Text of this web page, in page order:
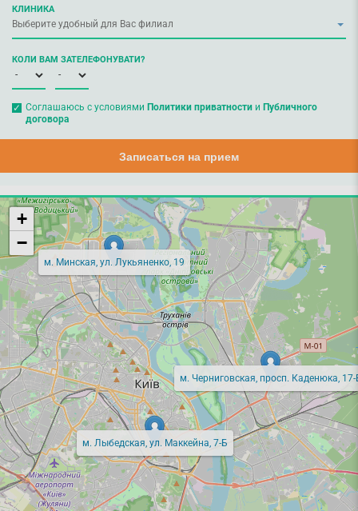
КЛИНИКА
КОЛИ ВАМ ЗАТЕЛЕФОНУВАТИ?
Соглашаюсь с условиями Политики приватностии Публичного
договора
Записаться на прием
м. Минская, ул. Лукьяненко, 19
м. Лыбедская, ул. Маккейна, 7-Б
м. Черниговская, просп. Каденюка, 17-
+
−